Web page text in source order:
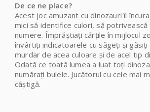
De ce ne place?
Acest joc amuzant cu dinozauri îi
mici să identifice culori, să potrivească
numere. Împrăștiați cărțile în mijlocul
învârtiți indicatoarele cu săgeți și găsiți
murdar de acea culoare și de acel tip
Odată ce toată lumea a luat toți
numărați bulele. Jucătorul cu cele mai
câștigă.